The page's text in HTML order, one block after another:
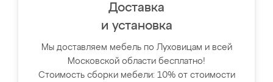
Доставка
и установка
Мы доставляем мебель по Луховицам и всей
Московской области бесплатно!
Стоимость сборки мебели: 10% от стоимости